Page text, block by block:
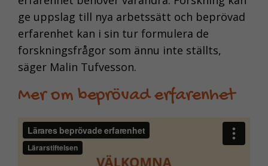
ge uppslag till nya arbetssätt och beprövad
erfarenhet kan i sin tur formulera de
forskningsfrågor som ännu inte ställts,
säger Malin Tufvesson.
Mer om beprövad erfarenhet